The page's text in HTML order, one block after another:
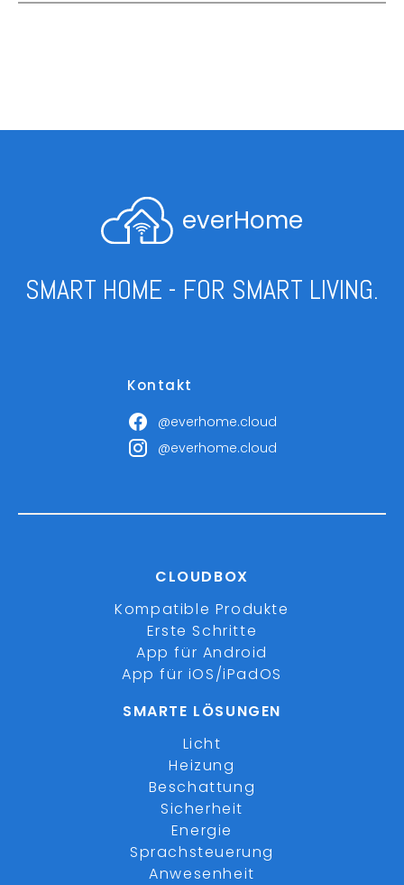
everHome
SMART HOME - FOR SMART LIVING.
Kontakt
@everhome.cloud
@everhome.cloud
CLOUDBOX
Kompatible Produkte
Erste Schritte
App für Android
App für iOS/iPadOS
SMARTE LÖSUNGEN
Licht
Heizung
Beschattung
Sicherheit
Energie
Sprachsteuerung
Anwesenheit